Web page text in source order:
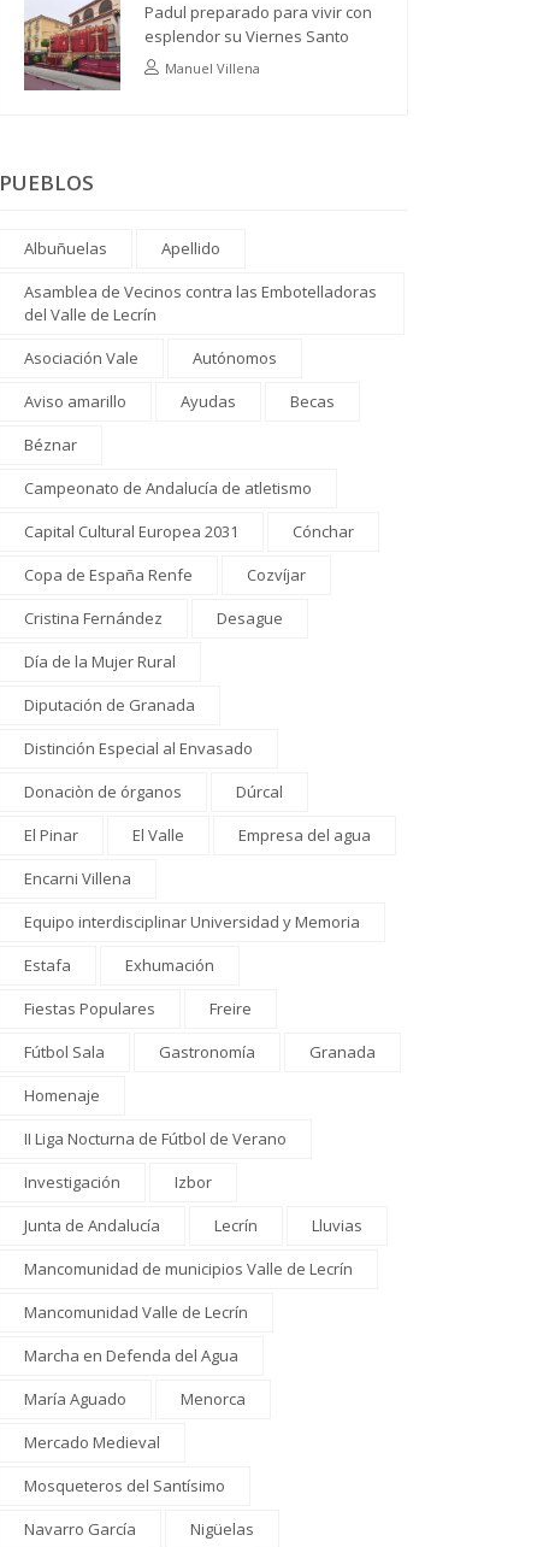
Padul preparado para vivir con
esplendor su Viernes Santo
Manuel Villena
PUEBLOS
Albuñuelas
Apellido
Asamblea de Vecinos contra las Embotelladoras
del Valle de Lecrín
Asociación Vale
Autónomos
Aviso amarillo
Ayudas
Becas
Béznar
Campeonato de Andalucía de atletismo
Capital Cultural Europea 2031
Cónchar
Copa de España Renfe
Cozvíjar
Cristina Fernández
Desague
Día de la Mujer Rural
Diputación de Granada
Distinción Especial al Envasado
Donaciòn de órganos
Dúrcal
El Pinar
El Valle
Empresa del agua
Encarni Villena
Equipo interdisciplinar Universidad y Memoria
Estafa
Exhumación
Fiestas Populares
Freire
Fútbol Sala
Gastronomía
Granada
Homenaje
II Liga Nocturna de Fútbol de Verano
Investigación
Izbor
Junta de Andalucía
Lecrín
Lluvias
Mancomunidad de municipios Valle de Lecrín
Mancomunidad Valle de Lecrín
Marcha en Defenda del Agua
María Aguado
Menorca
Mercado Medieval
Mosqueteros del Santísimo
Navarro García
Nigüelas